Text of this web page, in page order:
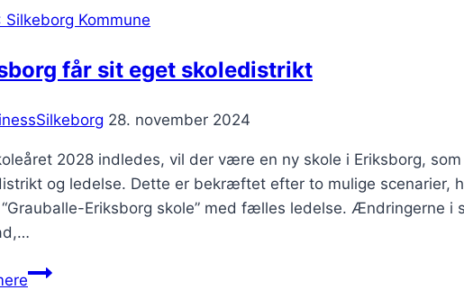
nye
Sejs-
Silkeborg Kommune
får sit eget skoledistrikt
28. november 2024
2028 indledes, vil der være en ny skole i Eriksborg,
og ledelse. Dette er bekræftet efter to mulige scenarier,
Eriksborg skole” med fælles ledelse. Ændringerne
Eriksborg